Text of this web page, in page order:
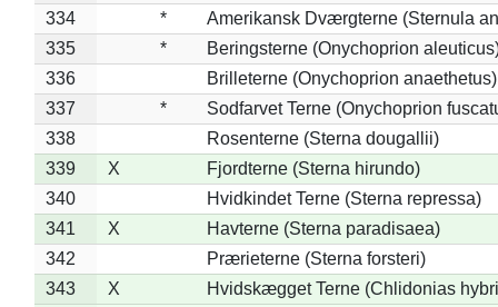
334
*
Amerikansk Dværgterne (Sternula
335
*
Beringsterne (Onychoprion
336
Brilleterne (Onychoprion anaethetus)
337
*
Sodfarvet Terne (Onychoprion
338
Rosenterne (Sterna dougallii)
339
X
Fjordterne (Sterna hirundo)
340
Hvidkindet Terne (Sterna repressa)
341
X
Havterne (Sterna paradisaea)
342
Prærieterne (Sterna forsteri)
343
X
Hvidskægget Terne (Chlidonias